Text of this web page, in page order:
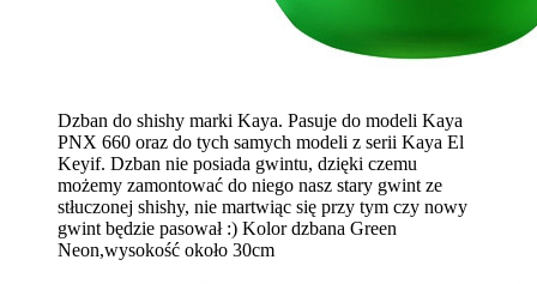
Dzban do shishy marki Kaya. Pasuje do modeli Kaya
PNX 660 oraz do tych samych modeli z serii Kaya El
Keyif. Dzban nie posiada gwintu, dzięki czemu
możemy zamontować do niego nasz stary gwint ze
stłuczonej shishy, nie martwiąc się przy tym czy nowy
gwint będzie pasował :) Kolor dzbana Green
Neon,wysokość około 30cm